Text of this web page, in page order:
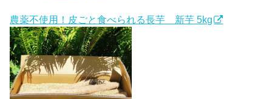
農薬不使用！皮ごと食べられる長芋 新芋 5kg